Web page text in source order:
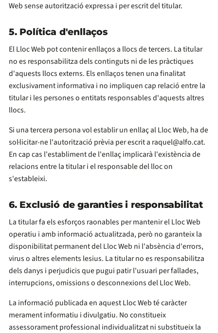
Web sense autorització expressa i per escrit del titular.
5. Política d'enllaços
El Lloc Web pot contenir enllaços a llocs de tercers. La titular
no es responsabilitza dels continguts ni de les pràctiques
d'aquests llocs externs. Els enllaços tenen una finalitat
exclusivament informativa i no impliquen cap relació entre la
titular i les persones o entitats responsables d'aquests altres
llocs.
Si una tercera persona vol establir un enllaç al Lloc Web, ha de
sol·licitar-ne l'autorització prèvia per escrit a raquel@alfo.cat.
En cap cas l'establiment de l'enllaç implicarà l'existència de
relacions entre la titular i el responsable del lloc on
s'estableixi.
6. Exclusió de garanties i responsabilitat
La titular fa els esforços raonables per mantenir el Lloc Web
operatiu i amb informació actualitzada, però no garanteix la
disponibilitat permanent del Lloc Web ni l'absència d'errors,
virus o altres elements lesius. La titular no es responsabilitza
dels danys i perjudicis que pugui patir l'usuari per fallades,
interrupcions, omissions o desconnexions del Lloc Web.
La informació publicada en aquest Lloc Web té caràcter
merament informatiu i divulgatiu. No constitueix
assessorament professional individualitzat ni substitueix la